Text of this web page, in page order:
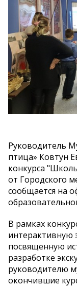
Руководитель
птица» Ковтун
конкурса
от Городского
сообщается на
В рамках
интерактивную
посвященную
разработке
руководителю
окончившие